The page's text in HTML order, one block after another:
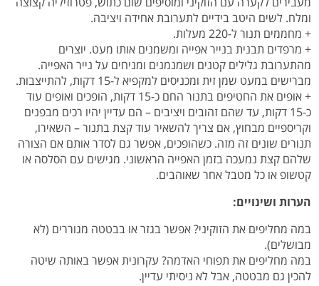
ומלח. לשים היטב בידיים לתערובת אחידה ויציבה.
+ מחממים תנור ל-220 מעלות.
+ מרפדים תבנית בנייר אפייה ומשמנים אותו מעט. יוצרים
מהתערובת גלילים קטנים ושמנמנים ומניחים על נייר האפייה.
מברישים במעט שמן זית ומכניסים למקפיא ל-15 דקות, להתייצבות.
+ אופים את החטיפים בתנור החם כ-15 דקות, הופכים ואופים עוד
כ-15 דקות, עד שהם זהובים ויציבים – הם עדיין יהיו רכים מבפנים
וקריספיים מבחוץ, אם צריך להשאיר עוד קצת בתנור – השאירו,
תנורים שונים זה מזה. כשהופכים, אפשר גם לסדר אותם אם הצורה
שלהם קצת נמעכה בזמן האפייה הראשוני. מגישים עם הסלסה או
קטשופ או כל מטבל אחר שאוהבים.
הערות ושינויים:
במה מחליפים את הזוקיני? אפשר בגזר או בבטטה מגוררים (לא
מבושלים).
במה מחליפים את תפוחי האדמה? עקרונית אפשר באותה שיטה
להכין גם מבטטה, אבל לא ניסיתי עדיין.